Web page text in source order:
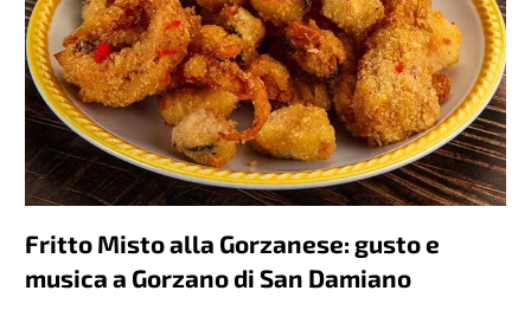
Fritto Misto alla Gorzanese: gusto e
musica a Gorzano di San Damiano